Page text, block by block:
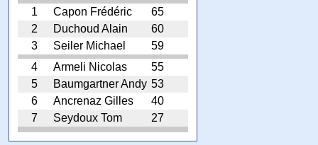
1 Capon Frédéric
65
2
Duchoud Alain
60
3
Seiler Michael
59
4
Armeli Nicolas
55
5
Baumgartner Andy 53
6
Ancrenaz Gilles
40
7
Seydoux Tom 27